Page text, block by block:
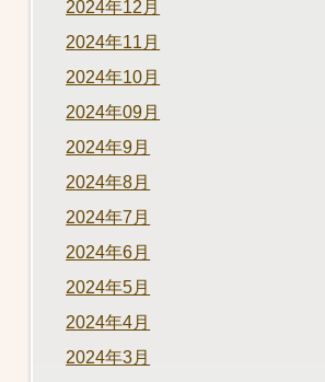
2024年12月
2024年11月
2024年10月
2024年09月
2024年9月
2024年8月
2024年7月
2024年6月
2024年5月
2024年4月
2024年3月